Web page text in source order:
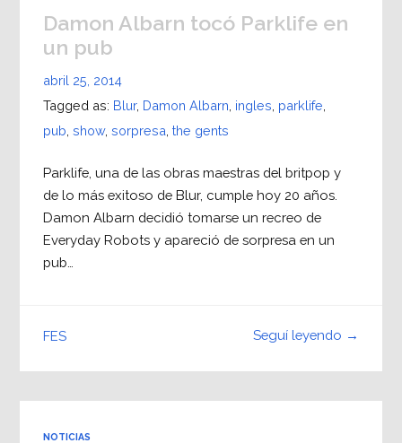
Damon Albarn tocó Parklife en
un pub
abril 25, 2014
Tagged as: Blur, Damon Albarn ingles parklife
pub show, sorpresa the gents
Parklife, una de las obras maestras del britpop y
de lo más exitoso de Blur, cumple hoy 20 años.
Damon Albarn decidió tomarse un recreo de
Everyday Robots y apareció de sorpresa en un
pub…
Seguí leyendo →
FES
NOTICIAS